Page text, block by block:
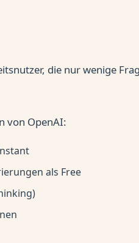
die nur wenige
von OpenAI:
als Free